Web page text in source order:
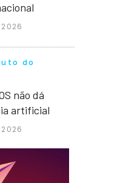
do
não dá
artificial